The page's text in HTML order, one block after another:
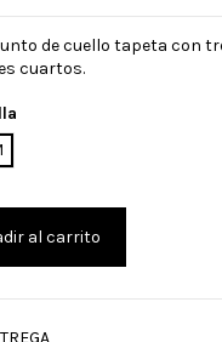
de cuello tapeta con
cuartos.
al carrito